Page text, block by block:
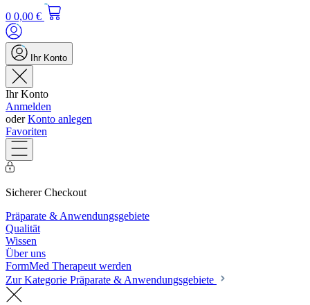
0 0,00 €
Ihr Konto
Ihr Konto
Anmelden
oderKonto anlegen
Favoriten
Sicherer Checkout
Präparate & Anwendungsgebiete
Qualität
Wissen
Über uns
FormMed Therapeut werden
Zur Kategorie Präparate & Anwendungsgebiete